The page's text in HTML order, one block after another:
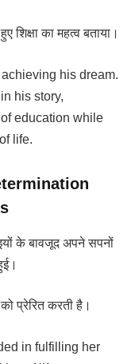
का महत्व बताया।
his dream.
his story,
education while
life.
के बावजूद अपने सपनों
प्रेरित करती है।
in fulfilling her